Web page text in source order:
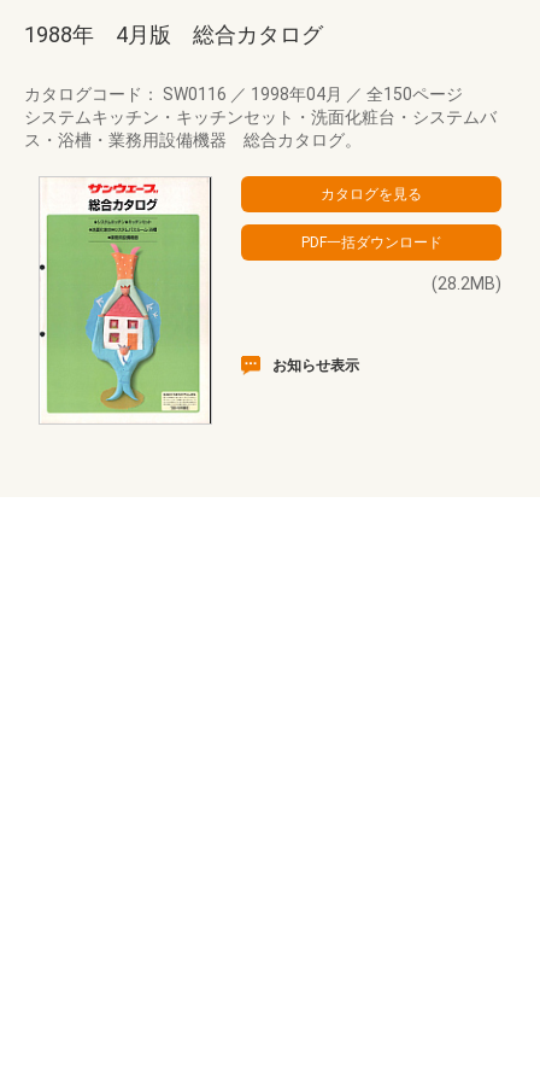
1988年 4月版 総合カタログ
カタログコード： SW0116 ／ 1998年04月 ／ 全150ページ
システムキッチン・キッチンセット・洗面化粧台・システムバ
ス・浴槽・業務用設備機器 総合カタログ。
(28.2MB)
お知らせ表示